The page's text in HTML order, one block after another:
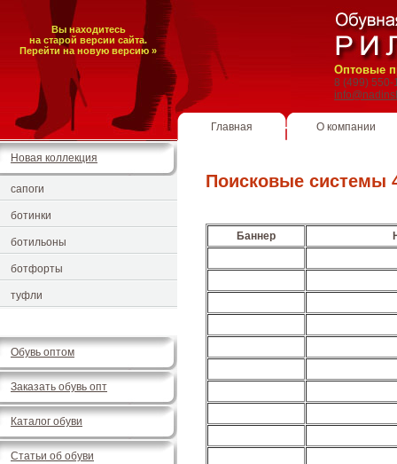
Вы находитесь
на старой версии сайта.
Перейти на новую версию »
Оптовые
8 (499) 550-
Главная О компании
Новая коллекция
сапоги
ботинки
ботильоны
ботфорты
туфли
Обувь оптом
Заказать обувь опт
Каталог обуви
Статьи об обуви
Поисковые системы
Баннер